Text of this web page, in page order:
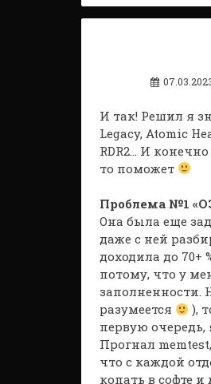
И так! Решил я
Legacy, Atomic
RDR2… И
то поможет
Проблема №1
Она была еще
даже с ней
доходила до 70+
потому, что у
заполненности.
разумеется
),
первую
Прогнал
что с каждой
копать в софте